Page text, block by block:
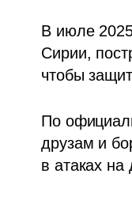
В июле
Сирии,
чтобы
По
друзам и
в атаках на